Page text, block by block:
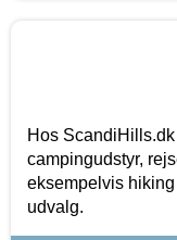
Hos
campingudstyr,
eksempelvis
udvalg.